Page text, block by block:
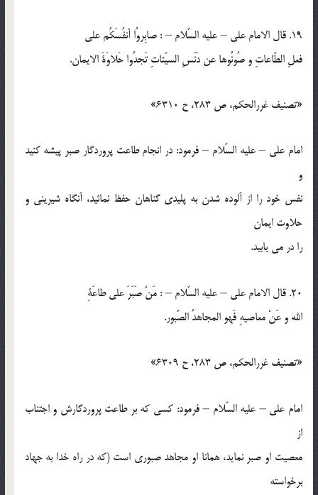
19. قال الامام علي – عليه السّلام – : صابِروُا أنفُسَكُم علي
فعلِ الطّاعاتِ و صُونُوها عن دَنَسِ السيّئاتِ تَجدُوا حَلاوَةَ الايمان.
«تصنيف غررالحكم، ص 283، ح 6310»
امام علي – عليه السّلام – فرمود: در انجام طاعت پروردگار صبر پيشه كنيد
و
نفس خود را از آلوده شدن به پليدي گناهان حفظ نمائيد، آنگاه شيريني و
حلاوت ايمان
را در مي يابيد.
20. قال الامام علي – عليه السّلام – : مَنْ صَبَرَ علي طاعَةِ
الله و عَنْ معاصيهِ فَهو المجاهدُ الصّبور.
«تصنيف غررالحكم، ص 283، ح 6309»
امام علي – عليه السّلام – فرمود: كسي كه بر طاعت پروردگارش و اجتناب
از
معصيت او صبر نمايد، همانا او مجاهد صبوري است (كه در راه خدا به جهاد
برخواسته